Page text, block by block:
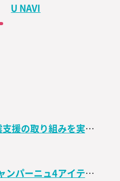
U NAVI
令和6年能登半島地震支援の取り組みを実施、石川県で造られた日本酒の売上の一部を義援金として寄付
カクヤス独占輸入シャンパーニュ4アイテムが、サクラアワード2024で受賞しました！